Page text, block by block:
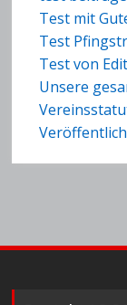
Test mit
Test
Test von
Unsere